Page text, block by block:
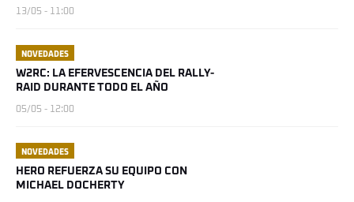
13/05 - 11:00
NOVEDADES
W2RC: LA EFERVESCENCIA DEL RALLY-
RAID DURANTE TODO EL AÑO
05/05 - 12:00
NOVEDADES
HERO REFUERZA SU EQUIPO CON
MICHAEL DOCHERTY